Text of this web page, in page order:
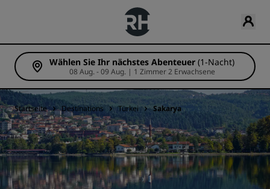
Wählen Sie Ihr nächstes Abenteuer (1-Nacht)
08 Aug. - 09 Aug. | 1 Zimmer 2 Erwachsene
Startseite Destinations Türkei Sakarya